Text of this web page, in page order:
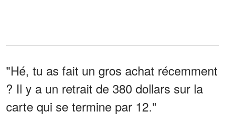
"Hé, tu as fait un gros achat récemment
? Il y a un retrait de 380 dollars sur la
carte qui se termine par 12."